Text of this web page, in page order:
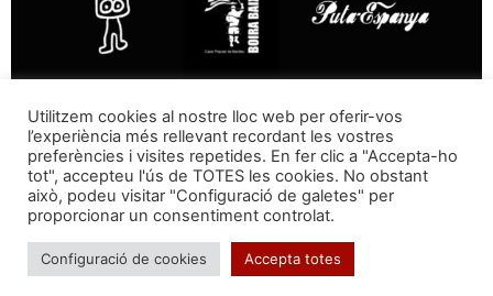
Segueix-nos a:
Utilitzem cookies al nostre lloc web per oferir-vos
l’experiència més rellevant recordant les vostres
preferències i visites repetides. En fer clic a "Accepta-ho
tot", accepteu l'ús de TOTES les cookies. No obstant
això, podeu visitar "Configuració de galetes" per
proporcionar un consentiment controlat.
Configuració de cookies Accepta totes